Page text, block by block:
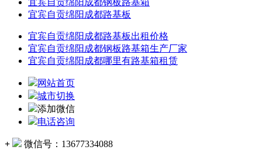
宜宾自贡绵阳成都钢板路基箱
宜宾自贡绵阳成都路基板
宜宾自贡绵阳成都路基板出租价格
宜宾自贡绵阳成都钢板路基箱生产厂家
宜宾自贡绵阳成都哪里有路基箱租赁
网站首页
城市切换
添加微信
电话咨询
+ 微信号： 13677334088